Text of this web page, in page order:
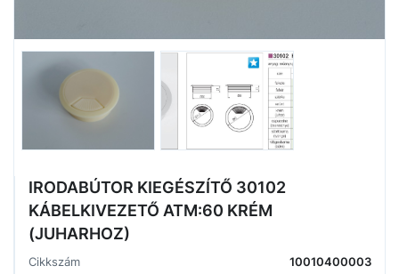
IRODABÚTOR KIEGÉSZÍTŐ 30102
KÁBELKIVEZETŐ ATM:60 KRÉM
(JUHARHOZ)
Cikkszám 10010400003